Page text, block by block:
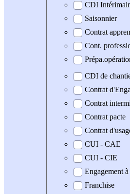
CDI
Saisonnier
Contrat
Cont.
CDI de
Contrat
Contrat
Contrat pacte
Contrat
CUI - CAE
CUI - CIE
Engagement
Franchise